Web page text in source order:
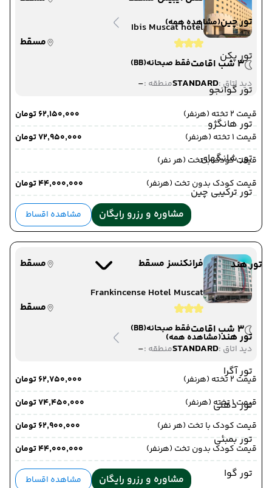
تور چین(مشاهده همه)
تور پکن
تور گوانجو
تور هانگژو
تور شانگهای
تور ترکیبی چین
تور هند
تور هند(مشاهده همه)
تور آگرا
تور دهلی
تور بمبئی
تور گوا
Ibis Muscat hotel
مسقط
3 شب اقامت
فقط صبحانه(BB)
دید اتاق :STANDARDمنطقه :-
قیمت 2 تخته (هرنفر)
۶۲٬۱۵۰٬۰۰۰ تومان
قیمت 1 تخته (هرنفر)
۷۲٬۹۵۰٬۰۰۰ تومان
قیمت کودک با تخت (هر نفر)
قیمت کودک بدون تخت (هرنفر)
۴۴٬۰۰۰٬۰۰۰ تومان
مشاوره و رزرو رایگان مشاهده اقساط
فرانکنسز مسقط
مسقط
Frankincense Hotel Muscat
مسقط
3 شب اقامت
فقط صبحانه(BB)
دید اتاق :STANDARDمنطقه :-
قیمت 2 تخته (هرنفر)
۶۲٬۷۵۰٬۰۰۰ تومان
قیمت 1 تخته (هرنفر)
۷۴٬۴۵۰٬۰۰۰ تومان
قیمت کودک با تخت (هر نفر)
۶۲٬۹۰۰٬۰۰۰ تومان
قیمت کودک بدون تخت (هرنفر)
۴۴٬۰۰۰٬۰۰۰ تومان
مشاوره و رزرو رایگان مشاهده اقساط